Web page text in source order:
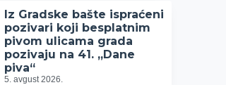
Iz Gradske bašte ispraćeni
pozivari koji besplatnim
pivom ulicama grada
pozivaju na 41. „Dane
piva“
5. avgust 2026.